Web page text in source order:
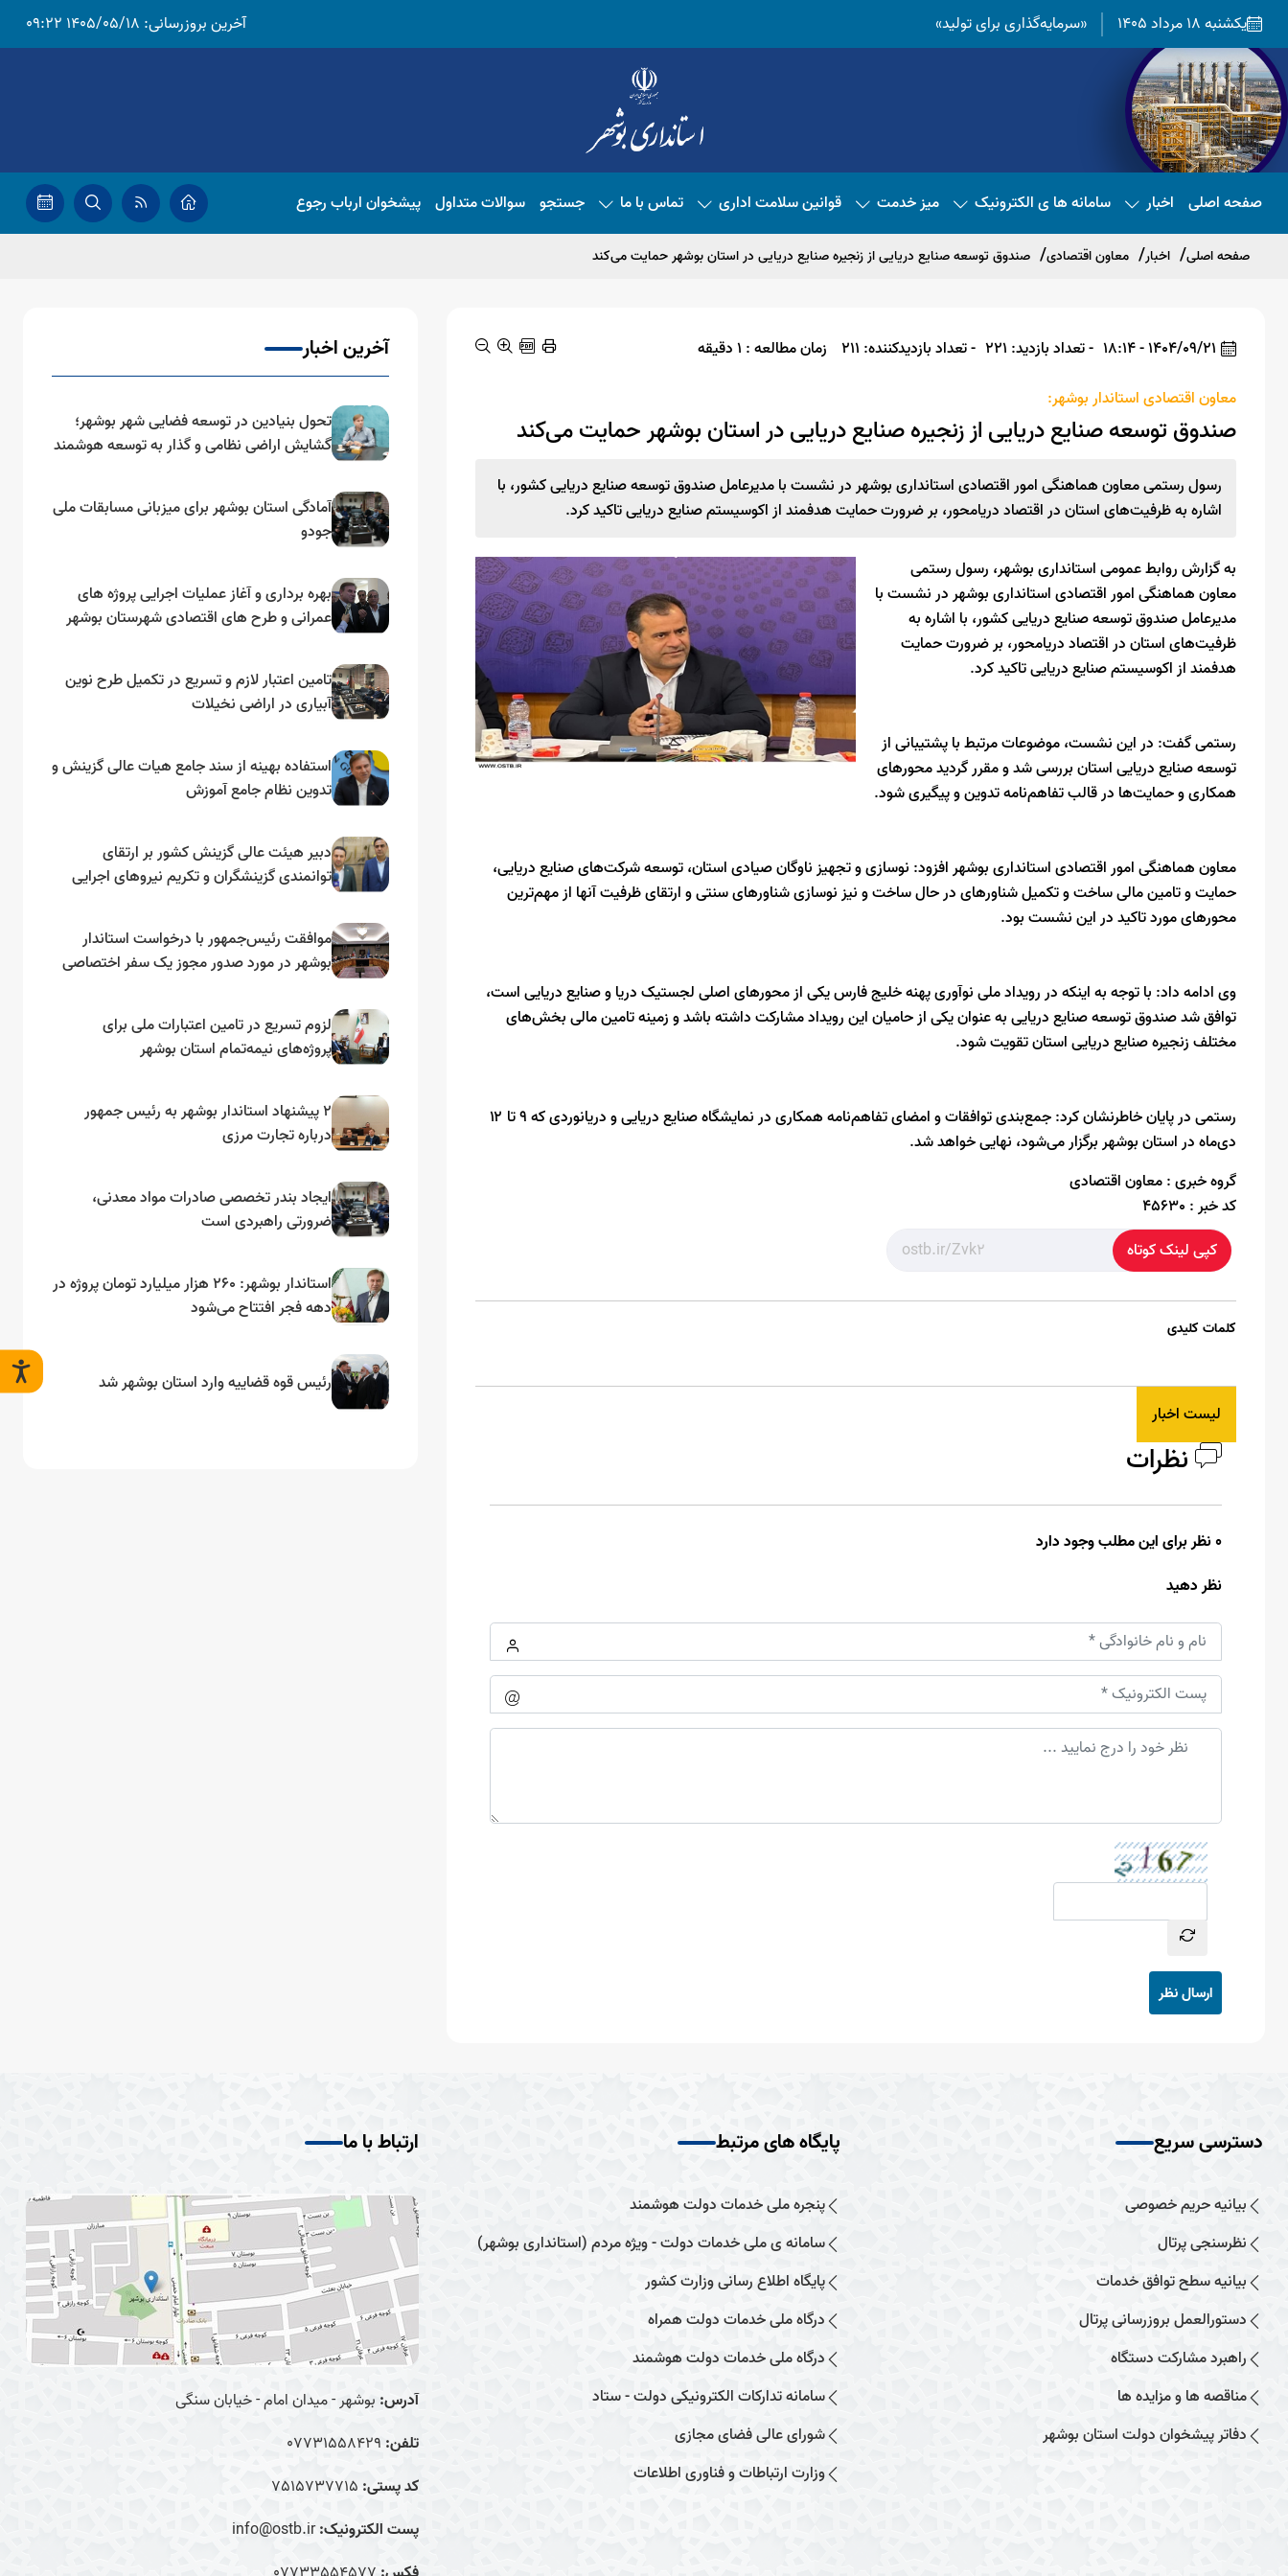
یکشنبه 18 مرداد 1405 «سرمایه‌گذاری برای تولید» آخرین بروزرسانی: 1405/05/18 09:22
صفحه اصلی اخبار سامانه ها ی الکترونیک میز خدمت قوانین سلامت اداری تماس با ما جستجو سوالات متداول پیشخوان ارباب رجوع
صفحه اصلی اخبار معاون اقتصادی صندوق توسعه صنایع دریایی از زنجیره صنایع دریایی در استان بوشهر حمایت می‌کند
1404/09/21 - 18:14 - تعداد بازدید: 221 - تعداد بازدیدکننده: 211
زمان مطالعه : 1 دقیقه
معاون اقتصادی استاندار بوشهر:
صندوق توسعه صنایع دریایی از زنجیره صنایع دریایی در استان بوشهر حمایت می‌کند
رسول رستمی معاون هماهنگی امور اقتصادی استانداری بوشهر در نشست با مدیرعامل صندوق توسعه صنایع دریایی کشور، با
اشاره به ظرفیت‌های استان در اقتصاد دریا‌محور، بر ضرورت حمایت هدفمند از اکوسیستم صنایع دریایی تاکید کرد.
به گزارش روابط عمومی استانداری بوشهر، رسول رستمی
معاون هماهنگی امور اقتصادی استانداری بوشهر در نشست با
مدیرعامل صندوق توسعه صنایع دریایی کشور، با اشاره به
ظرفیت‌های استان در اقتصاد دریا‌محور، بر ضرورت حمایت
هدفمند از اکوسیستم صنایع دریایی تاکید کرد.
رستمی گفت: در این نشست، موضوعات مرتبط با پشتیبانی از
توسعه صنایع دریایی استان بررسی شد و مقرر گردید محورهای
همکاری و حمایت‌ها در قالب تفاهم‌نامه تدوین و پیگیری شود.
معاون هماهنگی امور اقتصادی استانداری بوشهر افزود: نوسازی و تجهیز ناوگان صیادی استان، توسعه شرکت‌های صنایع دریایی،
حمایت و تامین مالی ساخت و تکمیل شناورهای در حال ساخت و نیز نوسازی شناورهای سنتی و ارتقای ظرفیت آنها از مهم‌ترین
محورهای مورد تاکید در این نشست بود.
وی ادامه داد: با توجه به اینکه در رویداد ملی نوآوری پهنه خلیج فارس یکی از محورهای اصلی لجستیک دریا و صنایع دریایی است،
توافق شد صندوق توسعه صنایع دریایی به عنوان یکی از حامیان این رویداد مشارکت داشته باشد و زمینه تامین مالی بخش‌های
مختلف زنجیره صنایع دریایی استان تقویت شود.
رستمی در پایان خاطرنشان کرد: جمع‌بندی توافقات و امضای تفاهم‌نامه همکاری در نمایشگاه صنایع دریایی و دریانوردی که ۹ تا ۱۲
دی‌ماه در استان بوشهر برگزار می‌شود، نهایی خواهد شد.
گروه خبری :معاون اقتصادی
کد خبر : 45630
کپی لینک کوتاه
کلمات کلیدی
لیست اخبار
نظرات
0 نظر برای این مطلب وجود دارد
نظر دهید
ارسال نظر
آخرین اخبار
تحول بنیادین در توسعه فضایی شهر بوشهر؛
گشایش اراضی نظامی و گذار به توسعه هوشمند
آمادگی استان بوشهر برای میزبانی مسابقات ملی
جودو
بهره برداری و آغاز عملیات اجرایی پروژه های
عمرانی و طرح های اقتصادی شهرستان بوشهر
تامین اعتبار لازم و تسریع در تکمیل طرح نوین
آبیاری در اراضی نخیلات
استفاده بهینه از سند جامع هیات عالی گزینش و‌
تدوین نظام جامع آموزش
دبیر هیئت عالی گزینش کشور بر ارتقای
توانمندی گزینشگران و تکریم نیروهای اجرایی
موافقت رئیس‌جمهور با درخواست استاندار
بوشهر در مورد صدور مجوز یک سفر اختصاصی
لزوم تسریع در تامین اعتبارات ملی برای
پروژه‌های نیمه‌تمام استان بوشهر
۲ پیشنهاد استاندار بوشهر به رئیس جمهور
درباره تجارت مرزی
ایجاد بندر تخصصی صادرات مواد معدنی،
ضرورتی راهبردی است
استاندار بوشهر: ۲۶۰ هزار میلیارد تومان پروژه در
دهه فجر افتتاح می‌شود
رئیس قوه قضاییه وارد استان بوشهر شد
دسترسی سریع
بیانیه حریم خصوصی
نظرسنجی پرتال
بیانیه سطح توافق خدمات
دستورالعمل بروزرسانی پرتال
راهبرد مشارکت دستگاه
مناقصه ها و مزایده ها
دفاتر پیشخوان دولت استان بوشهر
پایگاه های مرتبط
پنجره ملی خدمات دولت هوشمند
سامانه ی ملی خدمات دولت - ویژه مردم (استانداری بوشهر)
پایگاه اطلاع رسانی وزارت کشور
درگاه ملی خدمات دولت همراه
درگاه ملی خدمات دولت هوشمند
سامانه تدارکات الکترونیکی دولت - ستاد
شورای عالی فضای مجازی
وزارت ارتباطات و فناوری اطلاعات
ارتباط با ما
آدرس: بوشهر - میدان امام - خیابان سنگی
تلفن: 07731558429
کد پستی: 7515737715
پست الکترونیک:info@ostb.ir